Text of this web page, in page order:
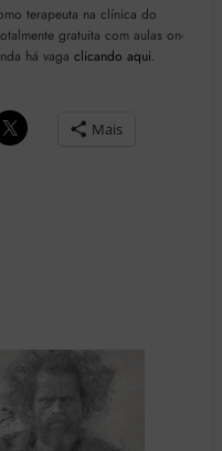
terapeuta na clínica do
gratuita com aulas on-
há vaga clicando aqui.
Mais